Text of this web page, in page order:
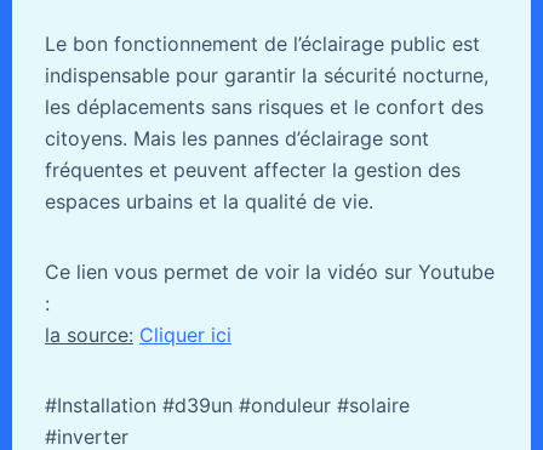
Le bon fonctionnement de l’éclairage public est
indispensable pour garantir la sécurité nocturne,
les déplacements sans risques et le confort des
citoyens. Mais les pannes d’éclairage sont
fréquentes et peuvent affecter la gestion des
espaces urbains et la qualité de vie.
Ce lien vous permet de voir la vidéo sur Youtube
:
la source: Cliquer ici
#Installation #d39un #onduleur #solaire
#inverter